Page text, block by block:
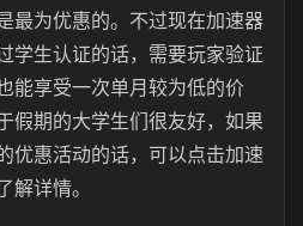
最为优惠的。不过现在加速器
学生认证的话，需要玩家验证
能享受一次单月较为低的价
假期的大学生们很友好，如果
优惠活动的话，可以点击加速
解详情。